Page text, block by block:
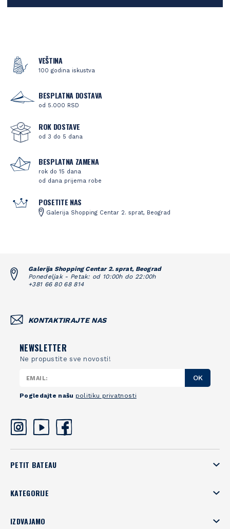
VEŠTINA
100 godina iskustva
BESPLATNA DOSTAVA
od 5.000 RSD
ROK DOSTAVE
od 3 do 5 dana
BESPLATNA ZAMENA
rok do 15 dana
od dana prijema robe
POSETITE NAS
Galerija Shopping Centar 2. sprat, Beograd
Galerija Shopping Centar 2. sprat, Beograd
Ponedeljak - Petak: od 10:00h do 22:00h
+381 66 80 68 814
KONTAKTIRAJTE NAS
NEWSLETTER
Ne propustite sve novosti!
OK
Pogledajte našu politiku privatnosti
PETIT BATEAU
KATEGORIJE
IZDVAJAMO